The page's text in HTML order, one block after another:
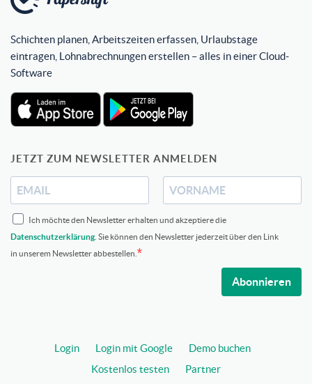
Schichten planen, Arbeitszeiten erfassen, Urlaubstage
eintragen, Lohnabrechnungen erstellen – alles in einer Cloud-
Software
JETZT ZUM NEWSLETTER ANMELDEN
Ich möchte den Newsletter erhalten und akzeptiere die
Datenschutzerklärung . Sie können den Newsletter jederzeit über den Link
in unserem Newsletter abbestellen.
Abonnieren
Login Login mit Google
Demo buchen
Kostenlos testen
Partner